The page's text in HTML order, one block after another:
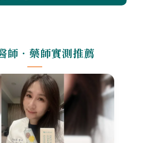
師‧藥師實測推薦